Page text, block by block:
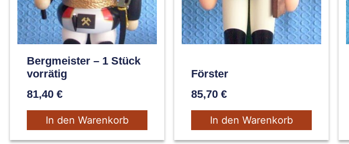
Bergmeister – 1 Stück
vorrätig
81,40 €
In den Warenkorb
Förster
85,70 €
In den Warenkorb